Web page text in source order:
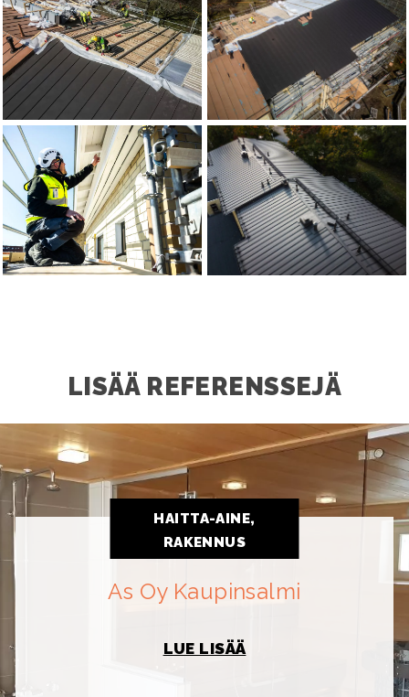
LISÄÄ REFERENSSEJÄ
HAITTA-AINE,
RAKENNUS
As Oy Kaupinsalmi
LUE LISÄÄ